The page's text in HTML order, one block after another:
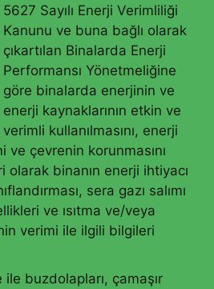
5627 Sayılı Enerji Verimliliği
Kanunu ve buna bağlı olarak
çıkartılan Binalarda Enerji
Performansı Yönetmeliğine
göre binalarda enerjinin ve
enerji kaynaklarının etkin ve
verimli kullanılmasını, enerji
ve çevrenin korunmasını
olarak binanın enerji ihtiyacı
sera gazı salımı
ve ısıtma ve/veya
verimi ile ilgili bilgileri
buzdolapları, çamaşır